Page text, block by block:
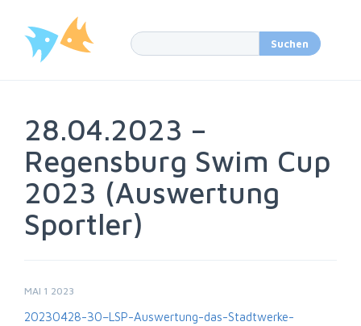
28.04.2023 –
Regensburg Swim Cup
2023 (Auswertung
Sportler)
MAI 1 2023
20230428-30–LSP-Auswertung-das-Stadtwerke-